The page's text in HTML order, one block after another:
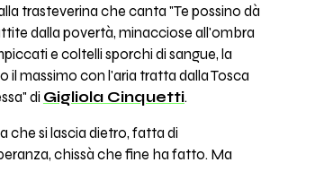
trasteverina che canta "Te possino dà
dalla povertà, minacciose all'ombra
e coltelli sporchi di sangue, la
il massimo con l'aria tratta dalla Tosca
di Gigliola Cinquetti.
che si lascia dietro, fatta di
chissà che fine ha fatto. Ma